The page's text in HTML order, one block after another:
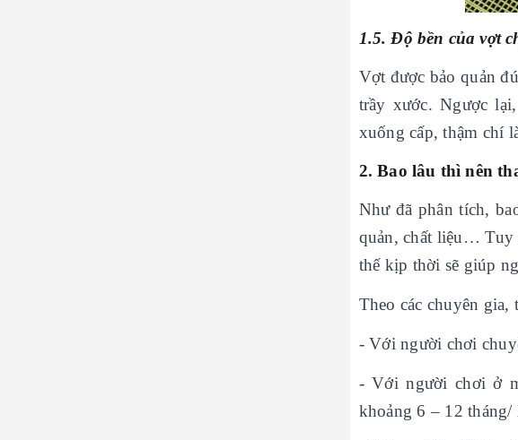
1.5. Độ bền của vợt
Vợt được bảo quản
trầy xước. Ngược
xuống cấp, thậm chí
2. Bao lâu thì nên
Như đã phân tích,
quản, chất liệu… Tuy
thế kịp thời sẽ giúp
Theo các chuyên
- Với người chơi
- Với người chơi ở
khoảng 6 – 12 tháng/